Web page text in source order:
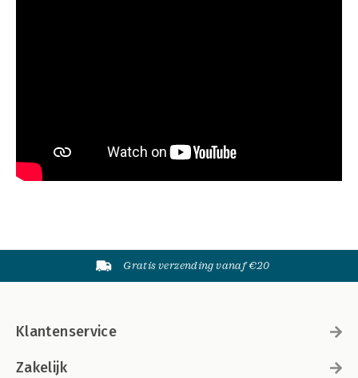
Gratis verzending vanaf €20
Klantenservice
Zakelijk